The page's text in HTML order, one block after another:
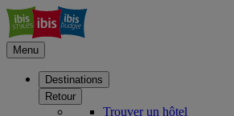
Menu
Destinations
Retour
Trouver un hôtel